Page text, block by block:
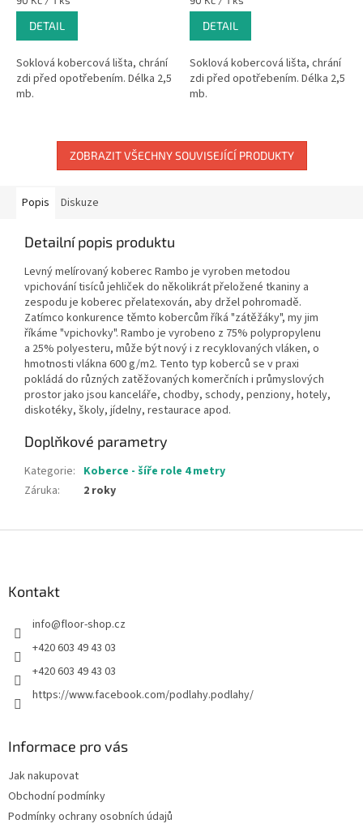
cena:
DETAIL
Soklová kobercová lišta, chrání
zdi před opotřebením. Délka 2,5
mb.
cena:
DETAIL
Soklová kobercová lišta, chrání
zdi před opotřebením. Délka 2,5
mb.
ZOBRAZIT VŠECHNY SOUVISEJÍCÍ PRODUKTY
Popis Diskuze
Detailní popis produktu
Levný melírovaný koberec Rambo je vyroben metodou
vpichování tisíců jehliček do několikrát přeložené tkaniny a
zespodu je koberec přelatexován, aby držel pohromadě.
Zatímco konkurence těmto kobercům říká "zátěžáky", my jim
říkáme "vpichovky". Rambo je vyrobeno z 75% polypropylenu
a 25% polyesteru, může být nový i z recyklovaných vláken, o
hmotnosti vlákna 600 g/m2. Tento typ koberců se v praxi
pokládá do různých zatěžovaných komerčních i průmyslových
prostor jako jsou kanceláře, chodby, schody, penziony, hotely,
diskotéky, školy, jídelny, restaurace apod.
Doplňkové parametry
Kategorie: Koberce - šíře role 4 metry
Záruka: 2 roky
Kontakt
info@floor-shop.cz
+420 603 49 43 03
+420 603 49 43 03
https://www.facebook.com/podlahy.podlahy/
Informace pro vás
Jak nakupovat
Obchodní podmínky
Podmínky ochrany osobních údajů